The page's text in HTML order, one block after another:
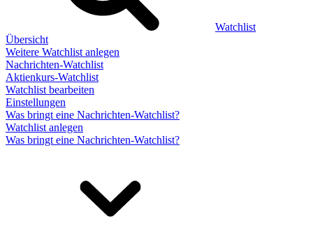
Watchlist
Übersicht
Weitere Watchlist anlegen
Nachrichten-Watchlist
Aktienkurs-Watchlist
Watchlist bearbeiten
Einstellungen
Was bringt eine Nachrichten-Watchlist?
Watchlist anlegen
Was bringt eine Nachrichten-Watchlist?